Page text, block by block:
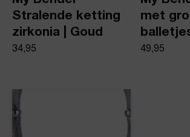
Stralende ketting
zirkonia | Goud
34,95
met
49,95